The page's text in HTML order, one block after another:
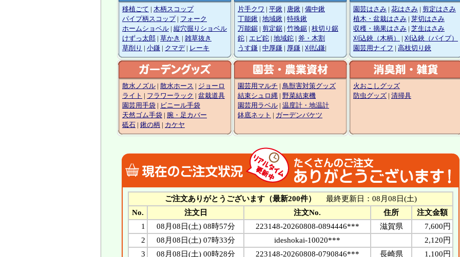
移植ごて
木柄スコップ
パイプ柄スコップ
フォーク
ホームショベル
縦穴掘りショベル
けずっ太郎
草かき
雑草抜き
草削り
小鎌 クマデ| レーキ
片手クワ 平鍬 唐鍬
備中鍬
丁能鍬
地域鍬
特殊鍬
万能鋸
剪定鋸 竹挽鋸
枝切り鋸
鉈
エビ鉈 地域鉈
斧・木割
うす鎌
中厚鎌 厚鎌 刈払鎌
園芸はさみ 花はさみ
剪定はさみ
植木・盆栽はさみ
芽切はさみ
収穫・摘果はさみ
芝生はさみ
刈込鋏（木柄）
刈込鋏（パイプ）
園芸用ナイフ
高枝切り鋏
散水ノズル 散水ホース
ジョーロ
ライト
フラワーラック
盆栽道具
園芸用手袋
ビニール手袋
天然ゴム手袋
腕・足カバー
砥石
鍬の柄 カケヤ
園芸用マルチ
鳥獣害対策グッズ
結束シュロ縄
野菜結束機
園芸用ラベル
温度計・地温計
鉢底ネット
ガーデンバケツ
火おこしグッズ
防虫グッズ
清掃具